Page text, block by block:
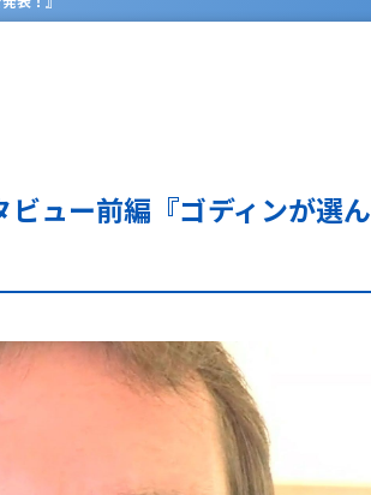
ュー前編『ゴディンが選ん